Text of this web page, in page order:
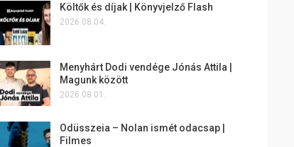
Költők és díjak | Könyvjelző Flash
2026.08.04.
Menyhárt Dodi vendége Jónás Attila |
Magunk között
2026.08.01.
Odüsszeia – Nolan ismét odacsap |
Filmes